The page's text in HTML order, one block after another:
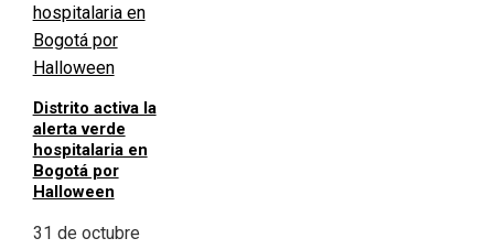
Distrito activa la
alerta verde
hospitalaria en
Bogotá por
Halloween
31 de octubre